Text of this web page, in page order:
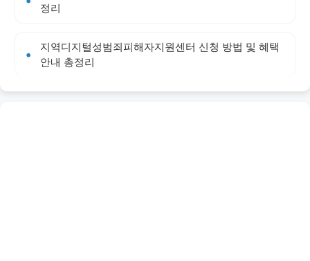
정리
지역디지털성범죄피해자지원센터 신청 방법 및 혜택
안내 총정리